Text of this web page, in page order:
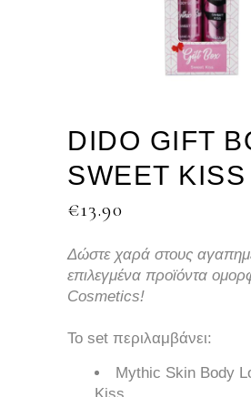
DIDO GIFT
SWEET KISS
€13.90
Δώστε χαρά στους
επιλεγμένα προϊόντα
Cosmetics!
Το set περιλαμβάνει:
Mythic Skin Body